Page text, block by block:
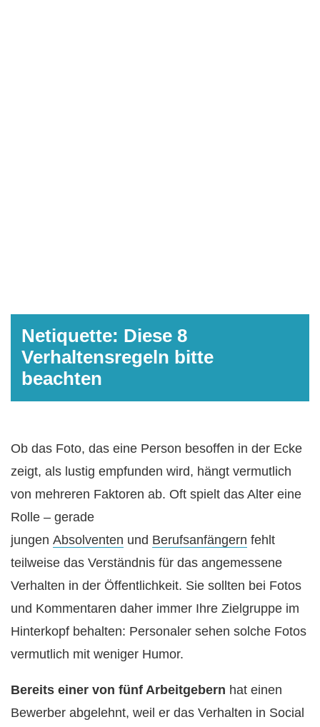
Netiquette: Diese 8
Verhaltensregeln bitte
beachten
Ob das Foto, das eine Person besoffen in der Ecke
zeigt, als lustig empfunden wird, hängt vermutlich
von mehreren Faktoren ab. Oft spielt das Alter eine
Rolle – gerade
jungen Absolventen und Berufsanfängern fehlt
teilweise das Verständnis für das angemessene
Verhalten in der Öffentlichkeit. Sie sollten bei Fotos
und Kommentaren daher immer Ihre Zielgruppe im
Hinterkopf behalten: Personaler sehen solche Fotos
vermutlich mit weniger Humor.
Bereits einer von fünf Arbeitgebern hat einen
Bewerber abgelehnt, weil er das Verhalten in Social